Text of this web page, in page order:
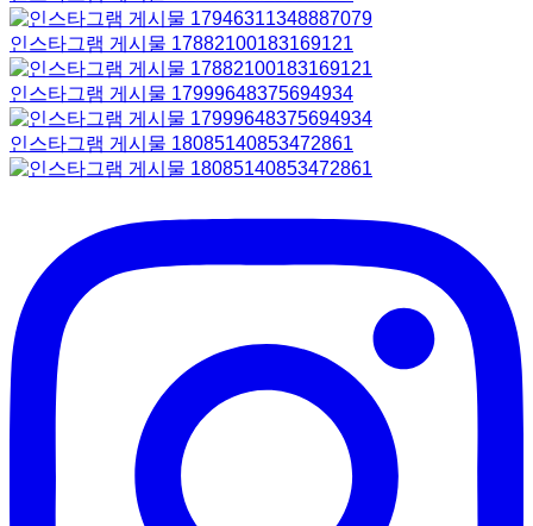
인스타그램 게시물 17882100183169121
인스타그램 게시물 17999648375694934
인스타그램 게시물 18085140853472861